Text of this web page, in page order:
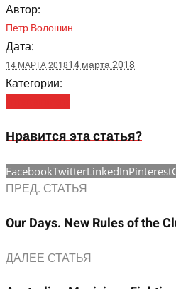
Автор:
Петр Волошин
Дата:
14 МАРТА 201814 марта 2018
Категории:
Нравится эта статья?
FacebookTwitterLinkedInPinterest
ПРЕД. СТАТЬЯ
Our Days. New Rules of the
ДАЛЕЕ СТАТЬЯ